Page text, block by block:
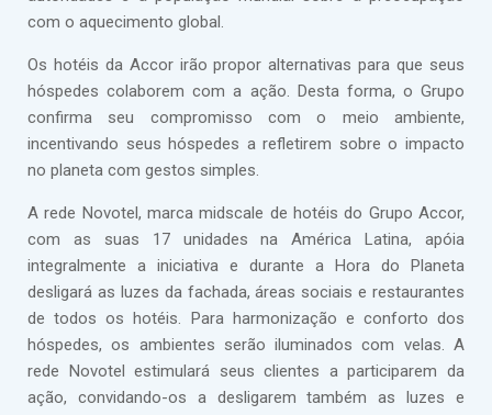
com o aquecimento global.
Os hotéis da Accor irão propor alternativas para que seus
hóspedes colaborem com a ação. Desta forma, o Grupo
confirma seu compromisso com o meio ambiente,
incentivando seus hóspedes a refletirem sobre o impacto
no planeta com gestos simples.
A rede Novotel, marca midscale de hotéis do Grupo Accor,
com as suas 17 unidades na América Latina, apóia
integralmente a iniciativa e durante a Hora do Planeta
desligará as luzes da fachada, áreas sociais e restaurantes
de todos os hotéis. Para harmonização e conforto dos
hóspedes, os ambientes serão iluminados com velas. A
rede Novotel estimulará seus clientes a participarem da
ação, convidando-os a desligarem também as luzes e